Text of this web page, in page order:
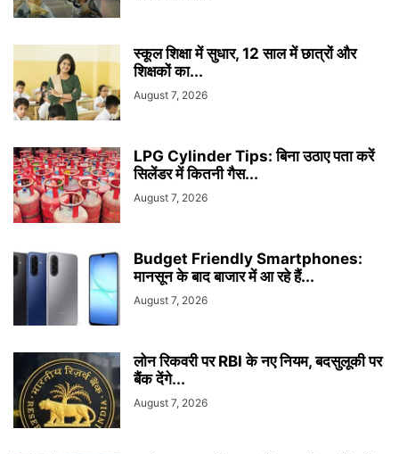
स्कूल शिक्षा में सुधार, 12 साल में छात्रों और
शिक्षकों का...
August 7, 2026
LPG Cylinder Tips: बिना उठाए पता करें
सिलेंडर में कितनी गैस...
August 7, 2026
Budget Friendly Smartphones:
मानसून के बाद बाजार में आ रहे हैं...
August 7, 2026
लोन रिकवरी पर RBI के नए नियम, बदसुलूकी पर
बैंक देंगे...
August 7, 2026